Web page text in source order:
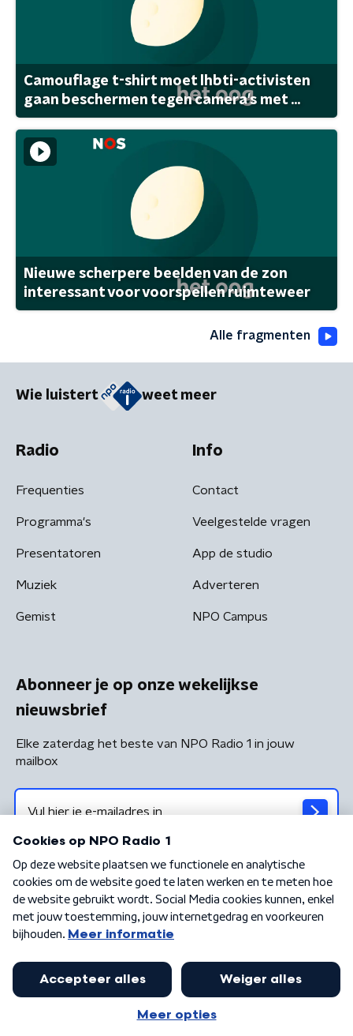
Camouflage t-shirt moet lhbti-activisten
gaan beschermen tegen camera's met ...
Nieuwe scherpere beelden van de zon
interessant voor voorspellen ruimteweer
Alle fragmenten
Wie luistert weet meer
Radio
Frequenties
Programma's
Presentatoren
Muziek
Gemist
Info
Contact
Veelgestelde vragen
App de studio
Adverteren
NPO Campus
Abonneer je op onze wekelijkse
nieuwsbrief
Elke zaterdag het beste van NPO Radio 1 in jouw
mailbox
Algemene voorwaarden